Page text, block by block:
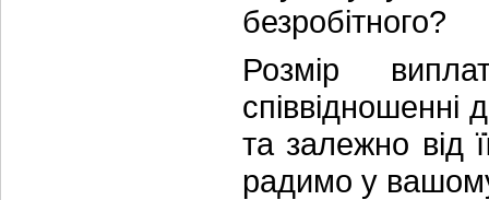
безробітного?
Розмір
та залежно від
радимо у